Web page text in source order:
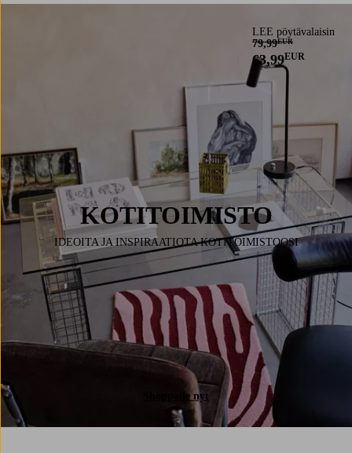
LEE pöytävalaisin
79,99EUR
63,99EUR
KOTITOIMISTO
IDEOITA JA INSPIRAATIOTA KOTITOIMISTOOSI
Shoppaile nyt